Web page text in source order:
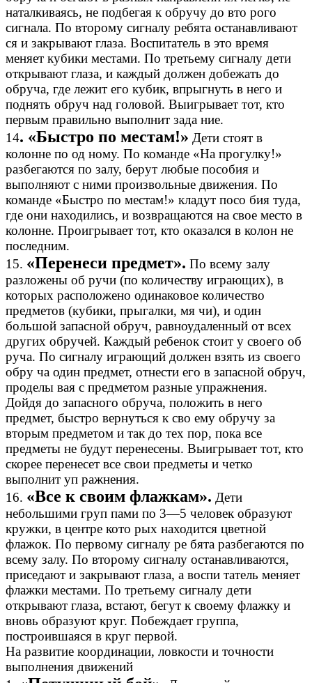
наталкиваясь, не подбегая к обручу до вто рого
сигнала. По второму сигналу ребята останавливают
ся и закрывают глаза. Воспитатель в это время
меняет кубики местами. По третьему сигналу дети
открывают глаза, и каждый должен добежать до
обруча, где лежит его кубик, впрыгнуть в него и
поднять обруч над головой. Выигрывает тот, кто
первым правильно выполнит зада ние.
14. «Быстро по местам!» Дети стоят в
колонне по од ному. По команде «На прогулку!»
разбегаются по залу, берут любые пособия и
выполняют с ними произвольные движения. По
команде «Быстро по местам!» кладут посо бия туда,
где они находились, и возвращаются на свое место в
колонне. Проигрывает тот, кто оказался в колон не
последним.
15. «Перенеси предмет». По всему залу
разложены об ручи (по количеству играющих), в
которых расположено одинаковое количество
предметов (кубики, прыгалки, мя чи), и один
большой запасной обруч, равноудаленный от всех
других обручей. Каждый ребенок стоит у своего об
руча. По сигналу играющий должен взять из своего
обру ча один предмет, отнести его в запасной обруч,
проделы вая с предметом разные упражнения.
Дойдя до запасного обруча, положить в него
предмет, быстро вернуться к сво ему обручу за
вторым предметом и так до тех пор, пока все
предметы не будут перенесены. Выигрывает тот, кто
скорее перенесет все свои предметы и четко
выполнит уп ражнения.
16. «Все к своим флажкам». Дети
небольшими груп пами по 3—5 человек образуют
кружки, в центре кото рых находится цветной
флажок. По первому сигналу ре бята разбегаются по
всему залу. По второму сигналу останавливаются,
приседают и закрывают глаза, а воспи татель меняет
флажки местами. По третьему сигналу дети
открывают глаза, встают, бегут к своему флажку и
вновь образуют круг. Побеждает группа,
построившаяся в круг первой.
На развитие координации, ловкости и точности
выполнения движений